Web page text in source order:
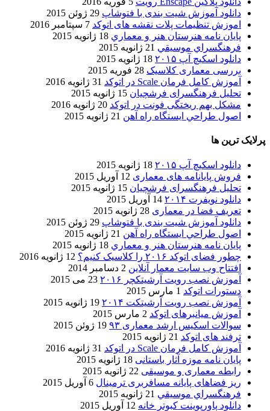
دانلود آموزش شیت بندی با فتوشاپ 29 ژوئن 2015
اموزش تنظیمات پلات نقشه های اتوکد 7 سپتامبر 2016
پایان نامه هنرستان هنر و معماري 18 ژانویه 2015
فرهنگسراي موسيقي 21 ژانویه 2015
دانلود اسکیچ آپ ۲۰۱۵
18 ژانویه 2015
بررسی معماری کلاسیک 28 فوریه 2015
آموزش کامل فرمان Scale در اتوکد
31 ژانویه 2016
تحلیل فرهنگسرای فرشچیان 15 ژانویه 2015
مشکل بهم ریختگی فونت در اتوکد 20 ژانویه 2016
اصول طراحي ایستگاه راه آهن 21 ژانویه 2015
پرلایک ترین ها
دانلود اسکیچ آپ ۲۰۱۵
18 ژانویه 2015
فروش پایانامه های معماری 12 آوریل 2015
تحلیل فرهنگسرای فرشچیان 15 ژانویه 2015
دانلود نویفرت ۲۰۱۴
14 آوریل 2015
تعریف فضا در معماری 28 ژانویه 2015
دانلود آموزش شیت بندی با فتوشاپ 29 ژوئن 2015
اصول طراحي ایستگاه راه آهن 21 ژانویه 2015
پایان نامه هنرستان هنر و معماري 18 ژانویه 2015
چطور فضای اتوکد ۲۰۱۶ را کلاسیک کنیم؟
12 ژانویه 2016
افتتاح وب سایت معمار آنلاین 2 دسامبر 2014
آموزش نصب رویت آرشیتکچر ۲۰۱۶
23 می 2015
دستورات اتوکد 1 مارس 2015
آموزش نصب رویت آرشیتکت ۲۰۱۴
19 ژانویه 2015
آموزش میانبرهای اتوکد 2 مارس 2015
سوالات اسکیس ارشد معماری ۹۳
19 ژوئن 2015
ترفند های اتوکد 21 ژانویه 2015
آموزش کامل فرمان Scale در اتوکد
31 ژانویه 2016
پایان نامه موزه آثار باستانی 18 ژانویه 2015
رابطه معماری و موسیقی 22 ژانویه 2015
ریز فضاهای پایانه مسافربری ترمینال 6 آوریل 2015
فرهنگسراي موسيقي 21 ژانویه 2015
دانلود پاورپوینت کبوتر خانه 12 آوریل 2015